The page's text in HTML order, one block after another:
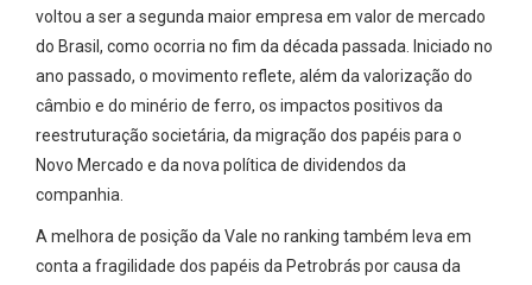
voltou a ser a segunda maior empresa em valor de mercado
do Brasil, como ocorria no fim da década passada. Iniciado no
ano passado, o movimento reflete, além da valorização do
câmbio e do minério de ferro, os impactos positivos da
reestruturação societária, da migração dos papéis para o
Novo Mercado e da nova política de dividendos da
companhia.
A melhora de posição da Vale no ranking também leva em
conta a fragilidade dos papéis da Petrobrás por causa da